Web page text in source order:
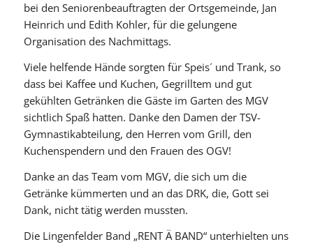
bei den Seniorenbeauftragten der Ortsgemeinde, Jan
Heinrich und Edith Kohler, für die gelungene
Organisation des Nachmittags.
Viele helfende Hände sorgten für Speis´ und Trank, so
dass bei Kaffee und Kuchen, Gegrilltem und gut
gekühlten Getränken die Gäste im Garten des MGV
sichtlich Spaß hatten. Danke den Damen der TSV-
Gymnastikabteilung, den Herren vom Grill, den
Kuchenspendern und den Frauen des OGV!
Danke an das Team vom MGV, die sich um die
Getränke kümmerten und an das DRK, die, Gott sei
Dank, nicht tätig werden mussten.
Die Lingenfelder Band „RENT Ä BAND“ unterhielten uns